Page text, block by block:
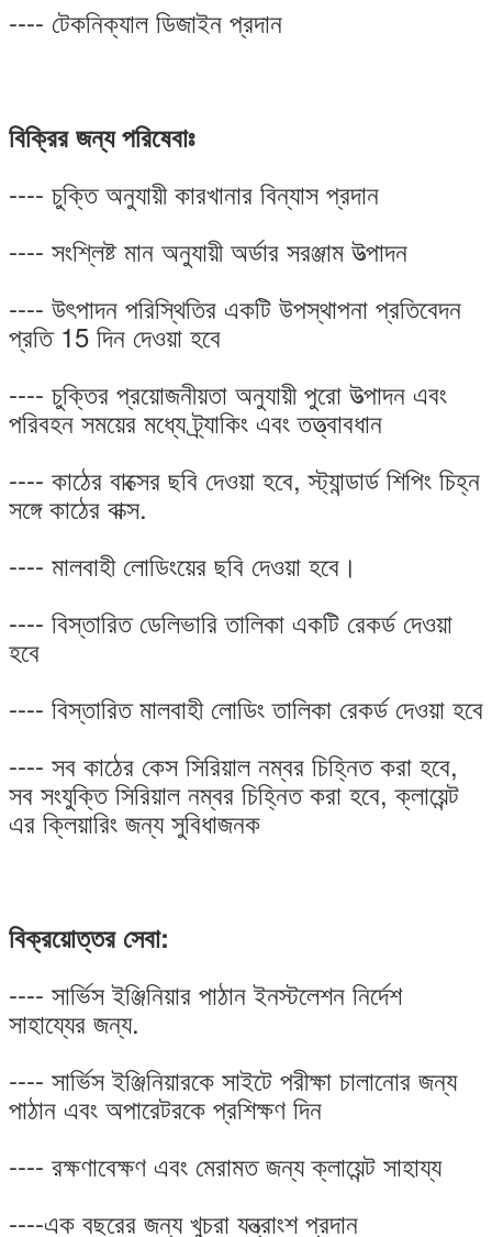
---- টেকনিক্যাল ডিজাইন প্রদান
বিক্রির জন্য পরিষেবাঃ
---- চুক্তি অনুযায়ী কারখানার বিন্যাস প্রদান
---- সংশ্লিষ্ট মান অনুযায়ী অর্ডার সরঞ্জাম উত্পাদন
---- উৎপাদন পরিস্থিতির একটি উপস্থাপনা প্রতিবেদন
প্রতি 15 দিন দেওয়া হবে
---- চুক্তির প্রয়োজনীয়তা অনুযায়ী পুরো উত্পাদন এবং
পরিবহন সময়ের মধ্যে ট্র্যাকিং এবং তত্ত্বাবধান
---- কাঠের বাক্সের ছবি দেওয়া হবে, স্ট্যান্ডার্ড শিপিং চিহ্ন
সঙ্গে কাঠের বাক্স.
---- মালবাহী লোডিংয়ের ছবি দেওয়া হবে।
---- বিস্তারিত ডেলিভারি তালিকা একটি রেকর্ড দেওয়া
হবে
---- বিস্তারিত মালবাহী লোডিং তালিকা রেকর্ড দেওয়া হবে
---- সব কাঠের কেস সিরিয়াল নম্বর চিহ্নিত করা হবে,
সব সংযুক্তি সিরিয়াল নম্বর চিহ্নিত করা হবে, ক্লায়েন্ট
এর ক্লিয়ারিং জন্য সুবিধাজনক
বিক্রয়োত্তর সেবা:
---- সার্ভিস ইঞ্জিনিয়ার পাঠান ইনস্টলেশন নির্দেশ
সাহায্যের জন্য.
---- সার্ভিস ইঞ্জিনিয়ারকে সাইটে পরীক্ষা চালানোর জন্য
পাঠান এবং অপারেটরকে প্রশিক্ষণ দিন
---- রক্ষণাবেক্ষণ এবং মেরামত জন্য ক্লায়েন্ট সাহায্য
----এক বছরের জন্য খুচরা যন্ত্রাংশ প্রদান